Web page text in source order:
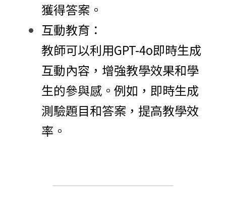
獲得答案。
互動教育：
教師可以利用GPT-4o即時生成
互動內容，增強教學效果和學
生的參與感。例如，即時生成
測驗題目和答案，提高教學效
率。